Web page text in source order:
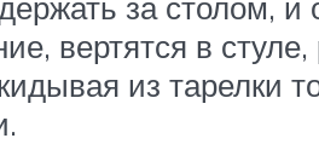
вертятся в
из тарелки